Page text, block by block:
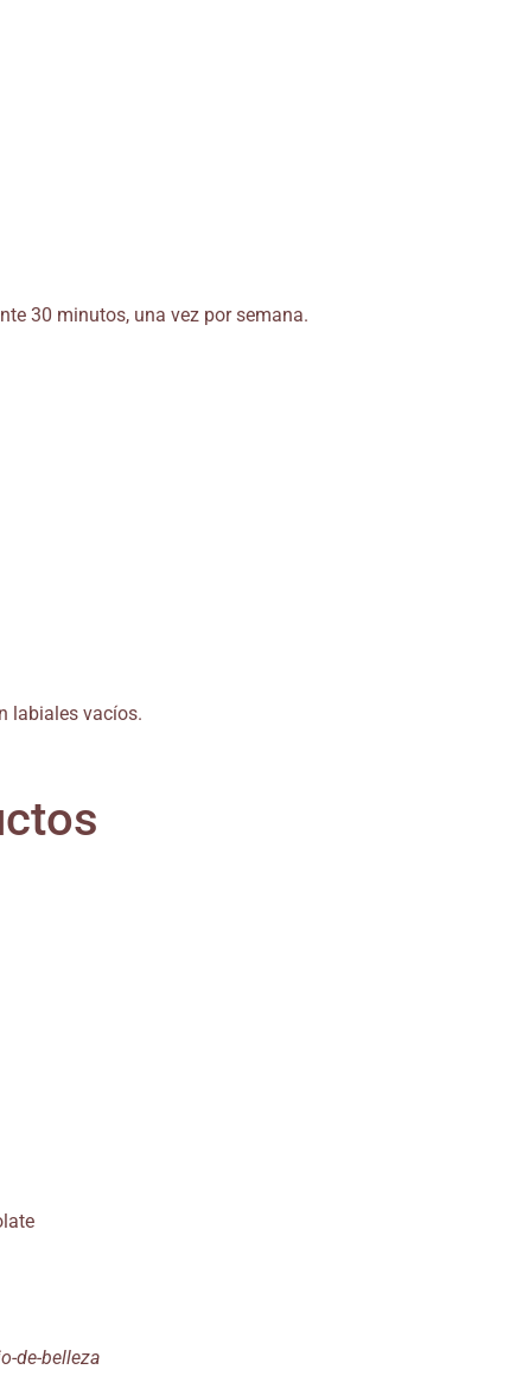
30 minutos, una vez por semana.
labiales vacíos.
de-belleza